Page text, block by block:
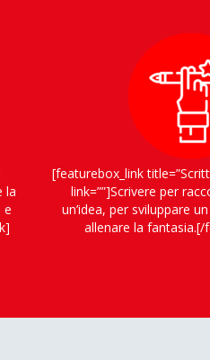
la
e
[featurebox_link
link=””]Scrivere per
un’idea, per sviluppare
allenare la fantasia.[/